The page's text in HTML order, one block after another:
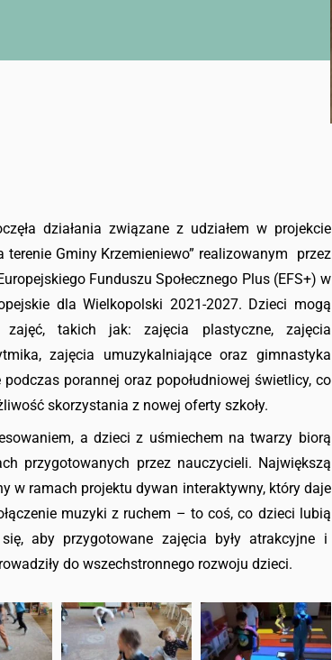
działania związane z udziałem w projekcie
terenie Gminy Krzemieniewo” realizowanym przez
Funduszu Społecznego Plus (EFS+) w
dla Wielkopolski 2021-2027. Dzieci mogą
takich jak: zajęcia plastyczne, zajęcia
zajęcia umuzykalniające oraz gimnastyka
porannej oraz popołudniowej świetlicy, co
skorzystania z nowej oferty szkoły.
a dzieci z uśmiechem na twarzy biorą
przygotowanych przez nauczycieli. Największą
w ramach projektu dywan interaktywny, który daje
muzyki z ruchem – to coś, co dzieci lubią
aby przygotowane zajęcia były atrakcyjne i
do wszechstronnego rozwoju dzieci.